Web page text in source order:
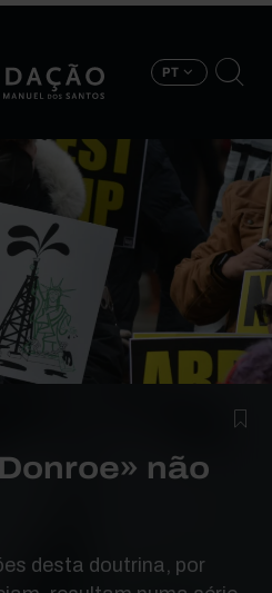
PT
não
desta doutrina, por